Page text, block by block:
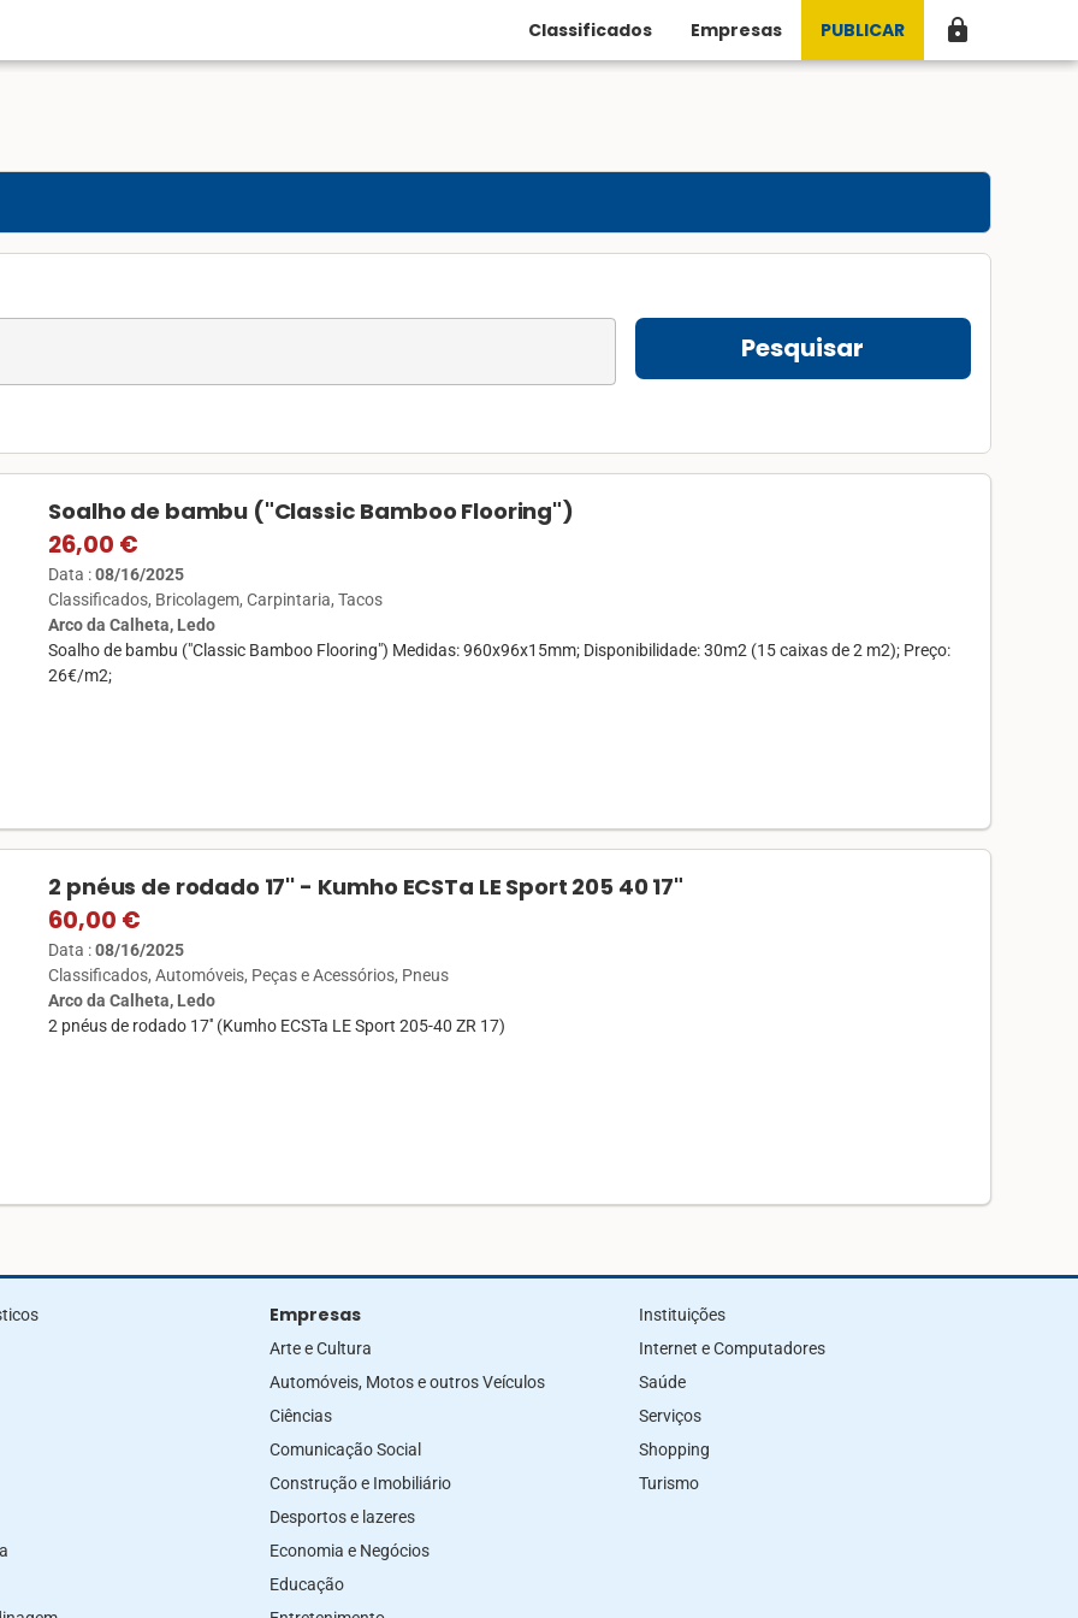
Classificados Empresas PUBLICAR lock
Pesquisar
Soalho de bambu ("Classic Bamboo Flooring")
26,00 €
Data :08/16/2025
Classificados Bricolagem Carpintaria Tacos
Arco da Calheta, Ledo
Soalho de bambu ("Classic Bamboo Flooring") Medidas: 960x96x15mm; Disponibilidade: 30m2 (15 caixas de 2 m2); Preço:
26€/m2;
2 pnéus de rodado 17'' - Kumho ECSTa LE Sport 205 40 17"
60,00 €
Data :08/16/2025
Classificados Automóveis Peças e Acessórios Pneus
Arco da Calheta, Ledo
2 pnéus de rodado 17'' (Kumho ECSTa LE Sport 205-40 ZR 17)
Empresas
Arte e Cultura
Automóveis, Motos e outros Veículos
Ciências
Comunicação Social
Construção e Imobiliário
Desportos e lazeres
Economia e Negócios
Educação
Instituições
Internet e Computadores
Saúde
Serviços
Shopping
Turismo